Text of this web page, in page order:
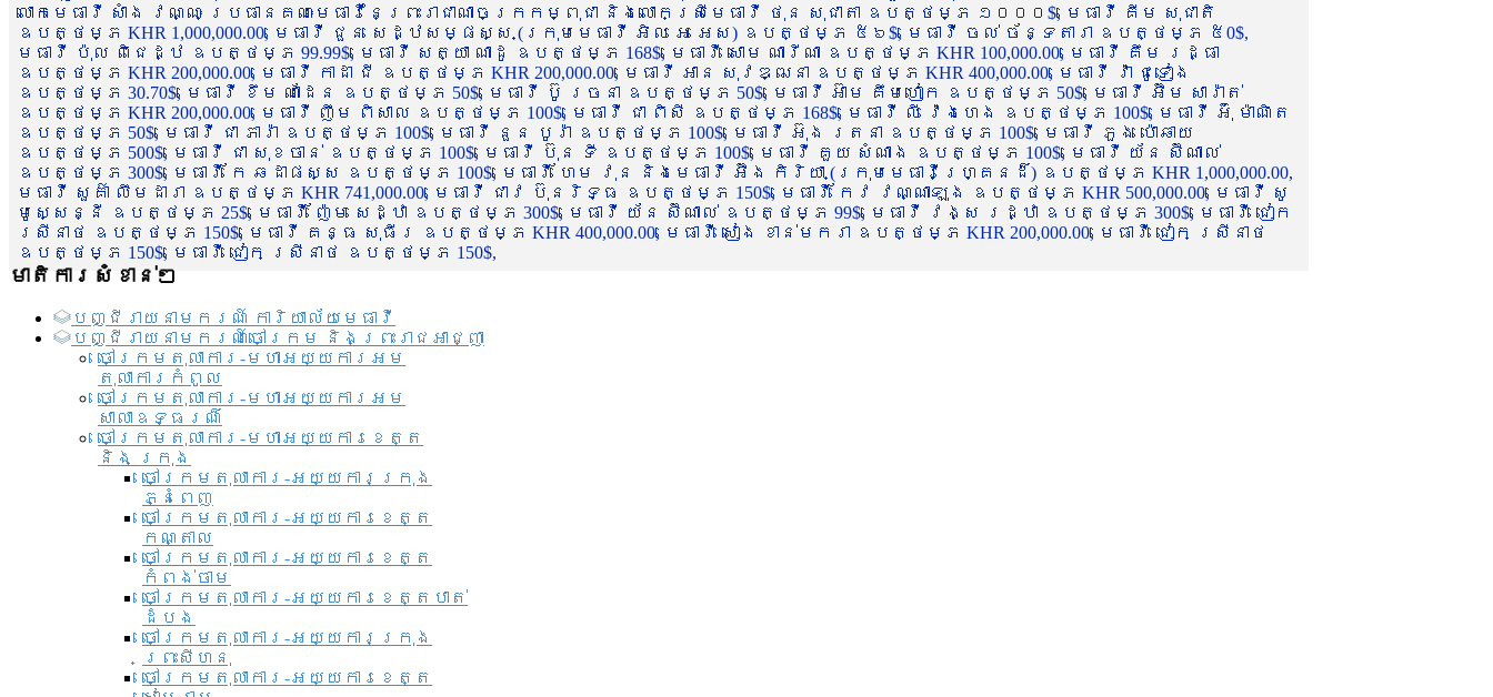
លោកមេធាវី សាំង វណ្ណៈ ប្រធានគណៈមេធាវីនៃព្រះរាជាណាចក្រកម្ពុជា និងលោកស្រីមេធាវី ថុន សុជាតា ឧបត្ថម្ភ ១០០០$, មេធាវី គីម សុជាតិ
ឧបត្ថម្ភ KHR 1,000,000.00, មេធាវី ជួន សេដ្ឋសម្ផស្ស (ក្រុមមេធាវី អិល អេ អេស) ឧបត្ថម្ភ ៥៦$, មេធាវី ចល់ ច័ន្ទតារា ឧបត្ថម្ភ ៥0$,
មេធាវី ប៉ុល ពិជេដ្ឋ ឧបត្ថម្ភ 99.99$, មេធាវី សត្យា ណាដូ ឧបត្ថម្ភ 168$, មេធាវី សោម ណារីណា ឧបត្ថម្ភ KHR 100,000.00, មេធាវី គឹម រដ្ធា
ឧបត្ថម្ភ KHR 200,000.00, មេធាវី កាដា ជី ឧបត្ថម្ភ KHR 200,000.00, មេធាវី អាន សុវឌ្ឍនា ឧបត្ថម្ភ KHR 400,000.00, មេធាវី វ៉ា ជូទៀង
ឧបត្ថម្ភ 30.70$, មេធាវី ខឹម ណាដែន ឧបត្ថម្ភ 50$, មេធាវី ប៊ូ រចនា ឧបត្ថម្ភ 50$, មេធាវី អ៊ាម គឹមហៀក ឧបត្ថម្ភ 50$, មេធាវី អ៊ឹម សារ៉ាត់
ឧបត្ថម្ភ KHR 200,000.00, មេធាវី ញឹម ពិសាល ឧបត្ថម្ភ 100$, មេធាវី ជា ពិសី ឧបត្ថម្ភ 168$, មេធាវី លី វ៉េងហេង ឧបត្ថម្ភ 100$, មេធាវី អ៊ុំ ម៉ាណិត
ឧបត្ថម្ភ 50$, មេធាវី ជា ភារ៉ា ឧបត្ថម្ភ 100$, មេធាវី នួន បូរ៉ា ឧបត្ថម្ភ 100$, មេធាវី អ៊ុង រតនា ឧបត្ថម្ភ 100$, មេធាវី ភួង ប៉ោឆាយ
ឧបត្ថម្ភ 500$, មេធាវី ជា សុខចាន់ ឧបត្ថម្ភ 100$, មេធាវី ប៊ុន ទី ឧបត្ថម្ភ 100$, មេធាវី គួយ សំណាង ឧបត្ថម្ភ 100$, មេធាវី យ័ន ស៊ីណាល់
ឧបត្ថម្ភ 300$, មេធាវី កែ ឆដាផស្ស ឧបត្ថម្ភ 100$, មេធាវី ហែម វុន និងមេធាវី អ៊ឹង កិរិយា (ក្រុមមេធាវីហ្គ្រេនដ៏) ឧបត្ថម្ភ KHR 1,000,000.00,
មេធាវី សួគ៌ា លឹមដារា ឧបត្ថម្ភ KHR 741,000.00, មេធាវី ជាវ ប៊ុនរិទ្ធ ឧបត្ថម្ភ 150$, មេធាវី កែវ វណ្ណាឡុង ឧបត្ថម្ភ KHR 500,000.00, មេធាវី សូ
មូសេ្សន្នី ឧបត្ថម្ភ 25$, មេធាវី ញ៉ែម សេដ្ឋា ឧបត្ថម្ភ 300$, មេធាវី យ័ន ស៊ីណាល់ ឧបត្ថម្ភ 99$, មេធាវី វង្ស រដ្ឋា ឧបត្ថម្ភ 300$, មេធាវី ជៀក
ស្រីនាថ ឧបត្ថម្ភ 150$, មេធាវី គន្ធ សុធីរ ឧបត្ថម្ភ KHR 400,000.00, មេធាវី សៀង ខាន់មករា ឧបត្ថម្ភ KHR 200,000.00, មេធាវី ជៀក ស្រីនាថ
ឧបត្ថម្ភ 150$, មេធាវី ជៀក ស្រីនាថ ឧបត្ថម្ភ 150$,
មាតិការសំខាន់ៗ
បញ្ជី​រាយ​នាមករណ៍ ការិយាល័យ​មេធាវី​
បញ្ជី​រាយ​នាមករណ៍​ចៅក្រម និងព្រះរាជអាជ្ញា
ចៅក្រមតុលាការ-មហាអយ្យការអម
តុលាការកំពូល
ចៅក្រមតុលាការ-មហាអយ្យការអម
សាលាឧទ្ធរណ៏
ចៅក្រមតុលាការ-មហាអយ្យការខេត្ត
និង ក្រុង
ចៅក្រមតុលាការ-អយ្យការក្រុង
ភ្នំពេញ
ចៅក្រមតុលាការ-អយ្យការខេត្ត
កណ្តាល
ចៅក្រមតុលាការ-អយ្យការខេត្ត
កំពង់ចាម
ចៅក្រមតុលាការ-អយ្យការខេត្តបាត់
ដំបង
ចៅក្រមតុលាការ-អយ្យការ​ក្រុង
ព្រះសីហនុ
ចៅក្រមតុលាការ-អយ្យការខេត្ត